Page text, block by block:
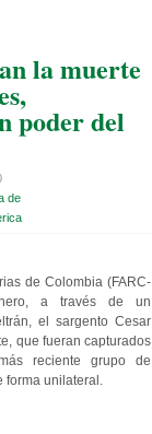
la muerte
poder del
de
de Colombia (FARC-
a través de un
el sargento Cesar
que fueran capturados
reciente grupo de
unilateral.